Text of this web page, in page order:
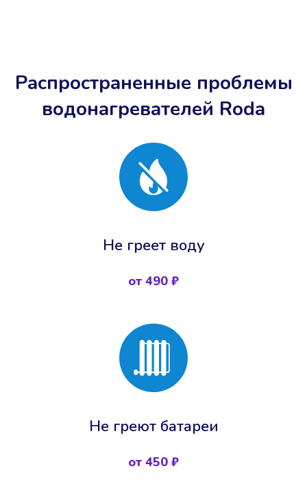
Распространенные проблемы
водонагревателей Roda
Не греет воду
от 490 ₽
Не греют батареи
от 450 ₽